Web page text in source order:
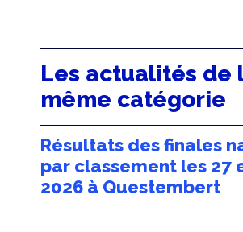
Les actualités de
même catégorie
Résultats des finales
par classement les 27
2026 à Questembert